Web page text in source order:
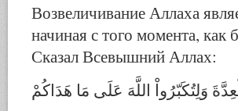
Возвеличивание Аллаха
начиная с того момента,
Сказал Всевышний Аллах:
وَلِتُكَبّرُواْ اللَّهَ عَلَى مَا هَدَاكُمْ